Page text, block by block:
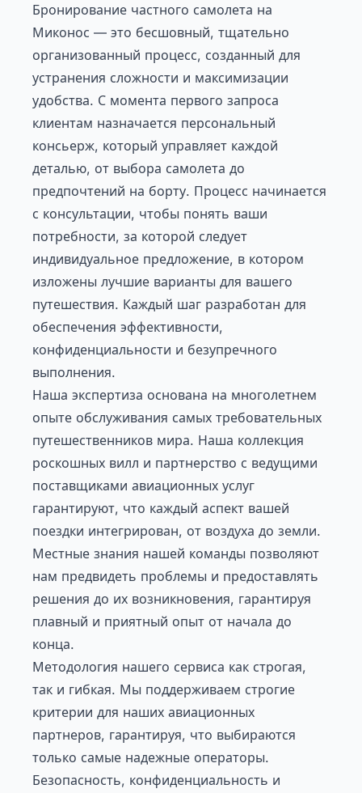
Бронирование частного самолета на
Миконос — это бесшовный, тщательно
организованный процесс, созданный для
устранения сложности и максимизации
удобства. С момента первого запроса
клиентам назначается персональный
консьерж, который управляет каждой
деталью, от выбора самолета до
предпочтений на борту. Процесс начинается
с консультации, чтобы понять ваши
потребности, за которой следует
индивидуальное предложение, в котором
изложены лучшие варианты для вашего
путешествия. Каждый шаг разработан для
обеспечения эффективности,
конфиденциальности и безупречного
выполнения.
Наша экспертиза основана на многолетнем
опыте обслуживания самых требовательных
путешественников мира. Наша коллекция
роскошных вилл и партнерство с ведущими
поставщиками авиационных услуг
гарантируют, что каждый аспект вашей
поездки интегрирован, от воздуха до земли.
Местные знания нашей команды позволяют
нам предвидеть проблемы и предоставлять
решения до их возникновения, гарантируя
плавный и приятный опыт от начала до
конца.
Методология нашего сервиса как строгая,
так и гибкая. Мы поддерживаем строгие
критерии для наших авиационных
партнеров, гарантируя, что выбираются
только самые надежные операторы.
Безопасность, конфиденциальность и